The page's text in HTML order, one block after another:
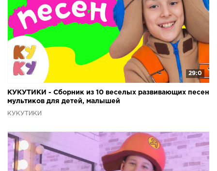
29:0
КУКУТИКИ - Сборник из 10 веселых развивающих песен
мультиков для детей, малышей
КУКУТИКИ